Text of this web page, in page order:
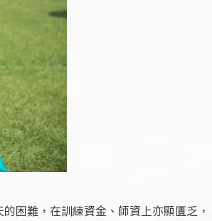
困難，在訓練資金、師資上亦顯匱乏，